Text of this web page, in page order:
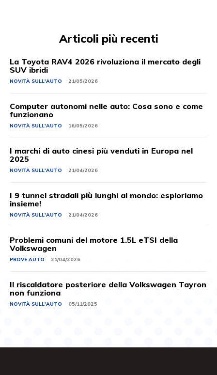
Articoli più recenti
La Toyota RAV4 2026 rivoluziona il mercato degli
SUV ibridi
NOVITÀ SULL'AUTO 21/05/2026
Computer autonomi nelle auto: Cosa sono e come
funzionano
NOVITÀ SULL'AUTO 16/05/2026
I marchi di auto cinesi più venduti in Europa nel
2025
NOVITÀ SULL'AUTO 21/04/2026
I 9 tunnel stradali più lunghi al mondo: esploriamo
insieme!
NOVITÀ SULL'AUTO 21/04/2026
Problemi comuni del motore 1.5L eTSI della
Volkswagen
PROVE AUTO 21/04/2026
Il riscaldatore posteriore della Volkswagen Tayron
non funziona
NOVITÀ SULL'AUTO 05/11/2025